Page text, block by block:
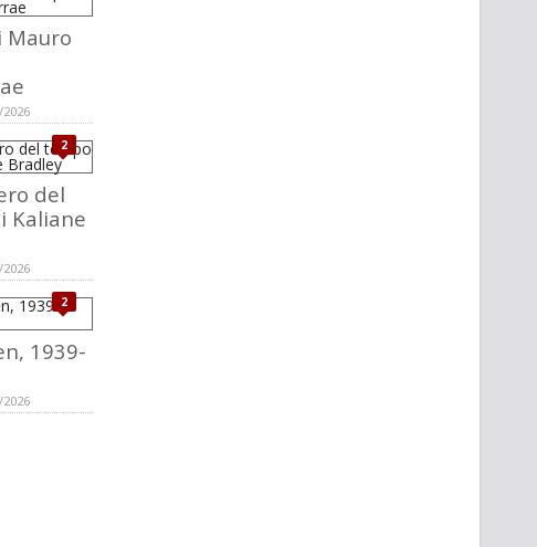
Mauro
2
del
Kaliane
2
1939-